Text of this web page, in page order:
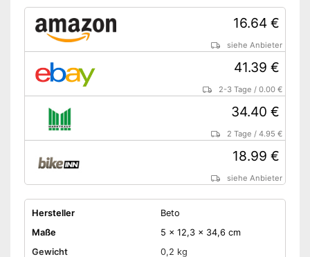
16.64 €
siehe Anbieter
41.39 €
2-3 Tage /0.00 €
34.40 €
2 Tage /4.95 €
18.99 €
siehe Anbieter
Hersteller
Beto
Maße
5 x 12,3 x 34,6 cm
Gewicht
0,2 kg